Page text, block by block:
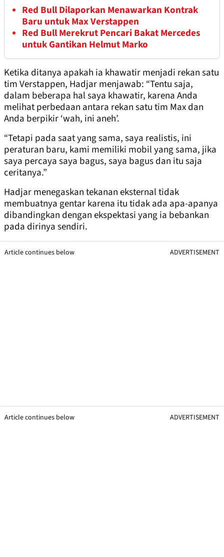
Red Bull Dilaporkan Menawarkan Kontrak
Baru untuk Max Verstappen
Red Bull Merekrut Pencari Bakat Mercedes
untuk Gantikan Helmut Marko
Ketika ditanya apakah ia khawatir menjadi rekan satu
tim Verstappen, Hadjar menjawab: “Tentu saja,
dalam beberapa hal saya khawatir, karena Anda
melihat perbedaan antara rekan satu tim Max dan
Anda berpikir ‘wah, ini aneh’.
“Tetapi pada saat yang sama, saya realistis, ini
peraturan baru, kami memiliki mobil yang sama, jika
saya percaya saya bagus, saya bagus dan itu saja
ceritanya.”
Hadjar menegaskan tekanan eksternal tidak
membuatnya gentar karena itu tidak ada apa-apanya
dibandingkan dengan ekspektasi yang ia bebankan
pada dirinya sendiri.
Article continues below ADVERTISEMENT
Article continues below ADVERTISEMENT